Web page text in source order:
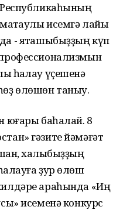
Республикаһының
исемгә лайыҡ
- яҡташыбыҙҙың күп
һаҡлау үҫешенә
өлөшөн таныу.
юғары баһалай. 8
гәзите йәмәғәт
халҡыбыҙҙың
ҙур өлөш
араһында «Иң
исеменә конкурс